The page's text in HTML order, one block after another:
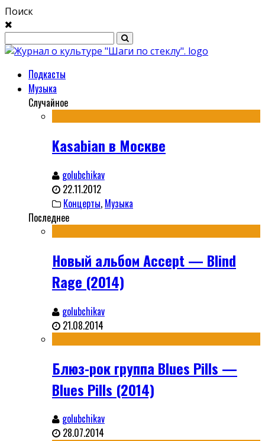
Поиск
Подкасты
Музыка
Случайное
Kasabian в Москве
golubchikav
22.11.2012
Концерты, Музыка
Последнее
Новый альбом Accept — Blind
Rage (2014)
golubchikav
21.08.2014
Блюз-рок группа Blues Pills —
Blues Pills (2014)
golubchikav
28.07.2014